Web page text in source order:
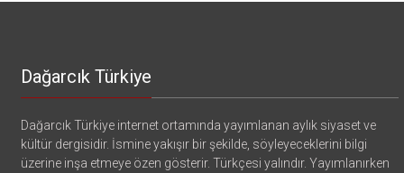
Dağarcık Türkiye
Dağarcık Türkiye internet ortamında yayımlanan aylık siyaset ve
kültür dergisidir. İsmine yakışır bir şekilde, söyleyeceklerini bilgi
üzerine inşa etmeye özen gösterir. Türkçesi yalındır. Yayımlanırken